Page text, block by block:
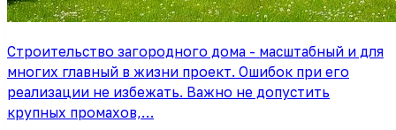
Строительство загородного дома - масштабный и для
многих главный в жизни проект. Ошибок при его
реализации не избежать. Важно не допустить
крупных промахов,…